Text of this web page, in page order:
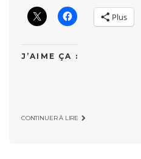
Plus
J’AIME ÇA :
CONTINUER À LIRE